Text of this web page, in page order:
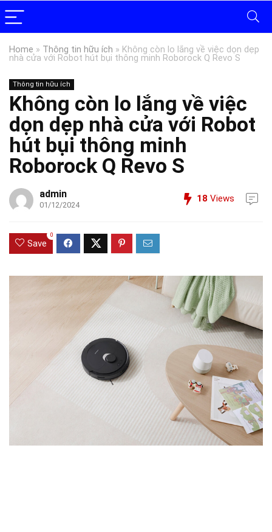
Home » Thông tin hữu ích » Không còn lo lắng về việc dọn dẹp
nhà cửa với Robot hút bụi thông minh Roborock Q Revo S
Thông tin hữu ích
Không còn lo lắng về việc
dọn dẹp nhà cửa với Robot
hút bụi thông minh
Roborock Q Revo S
admin
01/12/2024
18 Views
Save
0